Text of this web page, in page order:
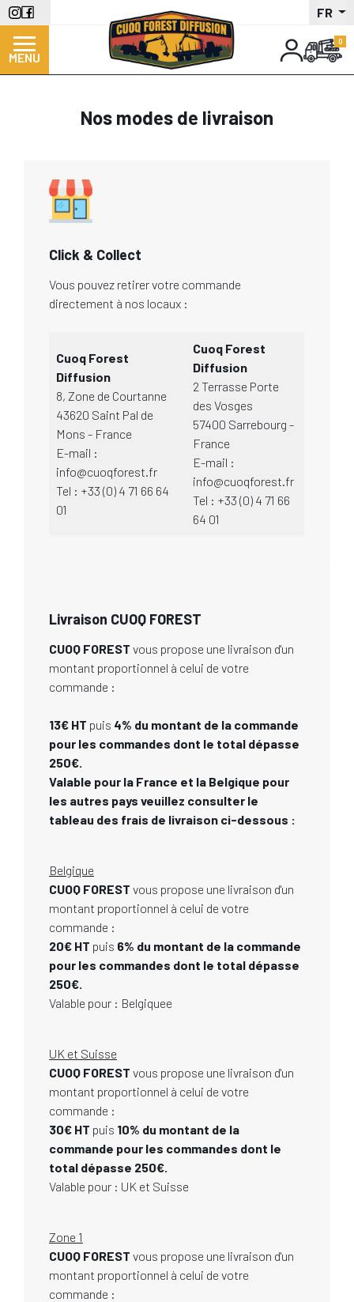
Aller
au
contenu
principal
FR
MENU
Nos modes de livraison
Click & Collect
Vous pouvez retirer votre commande
directement à nos locaux :
Cuoq Forest
Diffusion
8, Zone de Courtanne
43620 Saint Pal de
Mons - France
E-mail :
info@cuoqforest.fr
Tel : +33 (0) 4 71 66 64
01
Cuoq Forest
Diffusion
2 Terrasse Porte
des Vosges
57400 Sarrebourg -
France
E-mail :
info@cuoqforest.fr
Tel : +33 (0) 4 71 66
64 01
Livraison CUOQ FOREST
CUOQ FOREST vous propose une livraison d'un
montant proportionnel à celui de votre
commande :
13€ HT puis 4% du montant de la commande
pour les commandes dont le total dépasse
250€.
Valable pour la France et la Belgique pour
les autres pays veuillez consulter le
tableau des frais de livraison ci-dessous :
Belgique
CUOQ FOREST vous propose une livraison d'un
montant proportionnel à celui de votre
commande :
20€ HT puis 6% du montant de la commande
pour les commandes dont le total dépasse
250€.
Valable pour : Belgiquee
UK et Suisse
CUOQ FOREST vous propose une livraison d'un
montant proportionnel à celui de votre
commande :
30€ HT puis 10% du montant de la
commande pour les commandes dont le
total dépasse 250€.
Valable pour : UK et Suisse
Zone 1
CUOQ FOREST vous propose une livraison d'un
montant proportionnel à celui de votre
commande :